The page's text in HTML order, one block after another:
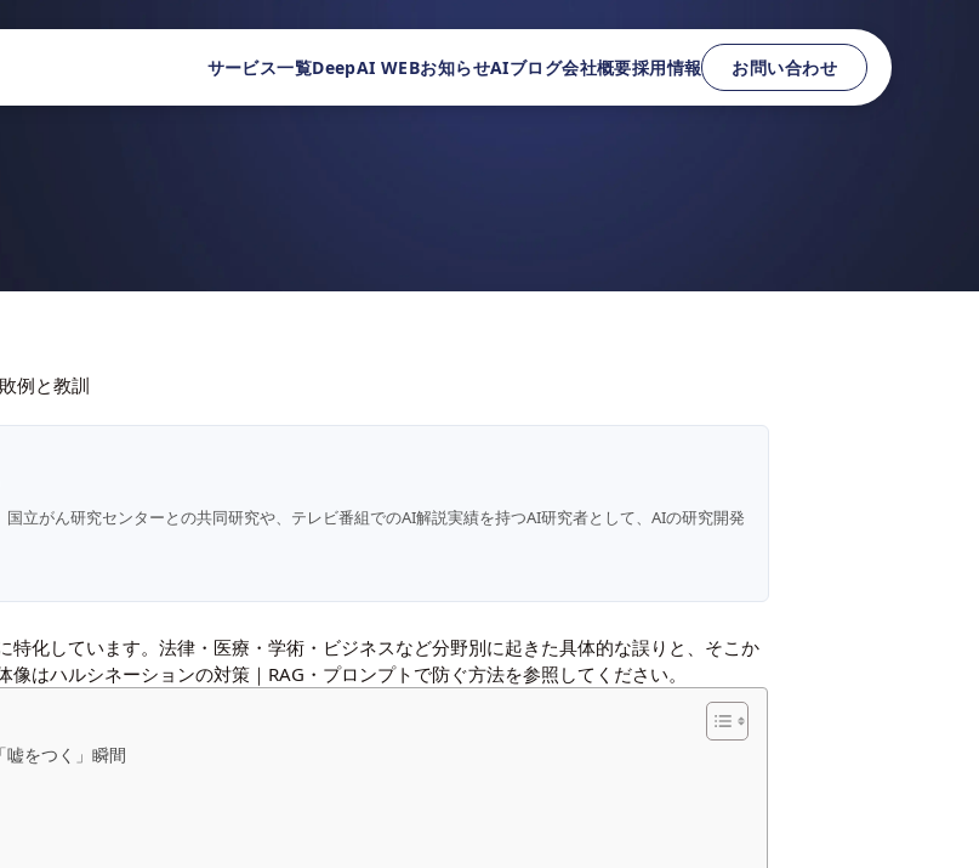
サービス一覧DeepAI WEBお知らせAIブログ会社概要採用情報 お問い合わせ
例と教訓
立がん研究センターとの共同研究や、テレビ番組でのAI解説実績を持つAI研究者として、AIの研究開発
化しています。法律・医療・学術・ビジネスなど分野別に起きた具体的な誤りと、そこか
像はハルシネーションの対策｜RAG・プロンプトで防ぐ方法を参照してください。
をつく」瞬間